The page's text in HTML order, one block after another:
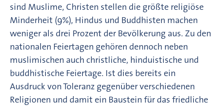
sind Muslime, Christen stellen die größte religiöse
Minderheit (9%), Hindus und Buddhisten machen
weniger als drei Prozent der Bevölkerung aus. Zu den
nationalen Feiertagen gehören dennoch neben
muslimischen auch christliche, hinduistische und
buddhistische Feiertage. Ist dies bereits ein
Ausdruck von Toleranz gegenüber verschiedenen
Religionen und damit ein Baustein für das friedliche